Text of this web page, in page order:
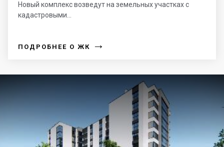
Новый комплекс возведут на земельных участках с
кадастровыми...
ПОДРОБНЕЕ О ЖК →